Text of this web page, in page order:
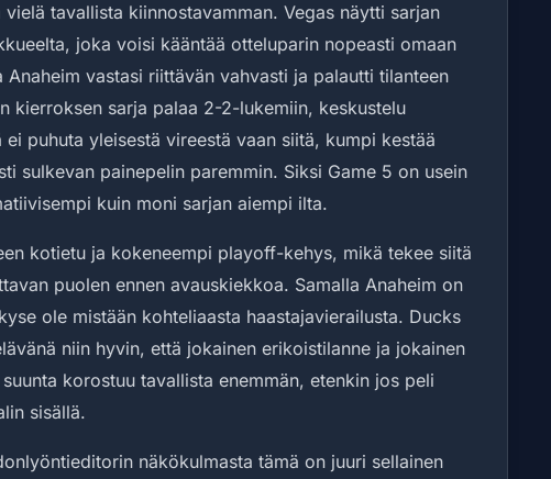
tavallista kiinnostavamman. Vegas näytti sarjan
joka voisi kääntää otteluparin nopeasti omaan
Anaheim vastasi riittävän vahvasti ja palautti tilanteen
kierroksen sarja palaa 2-2-lukemiin, keskustelu
ei puhuta yleisestä vireestä vaan siitä, kumpi kestää
sulkevan painepelin paremmin. Siksi Game 5 on usein
kuin moni sarjan aiempi ilta.
kotietu ja kokeneempi playoff-kehys, mikä tekee siitä
puolen ennen avauskiekkoa. Samalla Anaheim on
ole mistään kohteliaasta haastajavierailusta. Ducks
niin hyvin, että jokainen erikoistilanne ja jokainen
korostuu tavallista enemmän, etenkin jos peli
sisällä.
näkökulmasta tämä on juuri sellainen